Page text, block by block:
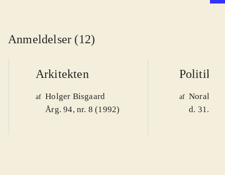
Anmeldelser (12)
Arkitekten
af Holger Bisgaard
Årg. 94, nr. 8 (1992)
Politiken
af Noralv
d. 31.